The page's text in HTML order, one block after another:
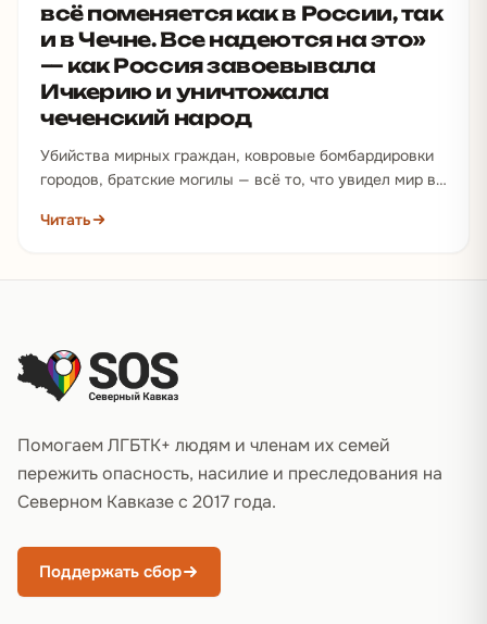
всё поменяется как в России, так
и в Чечне. Все надеются на это»
— как Россия завоевывала
Ичкерию и уничтожала
чеченский народ
Убийства мирных граждан, ковровые бомбардировки
городов, братские могилы — всё то, что увидел мир в
уже…
Читать
Помогаем ЛГБТК+ людям и членам их семей
пережить опасность, насилие и преследования на
Северном Кавказе с 2017 года.
Поддержать сбор